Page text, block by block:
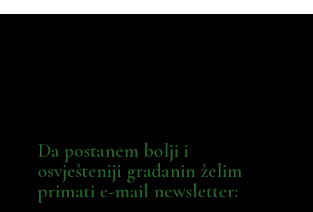
Da postanem bolji i
osvješteniji građanin želim
primati e-mail newsletter: